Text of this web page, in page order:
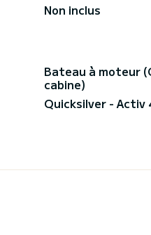
Non inclus
Bateau à moteur
cabine)
Quicksilver - Activ